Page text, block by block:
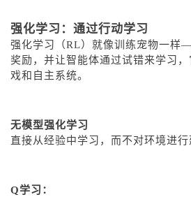
强化学习：通过行动学习
强化学习（RL）就像训练宠物一样
奖励，并让智能体通过试错来学习
戏和自主系统。
无模型强化学习
直接从经验中学习，而不对环境进行
Q学习：